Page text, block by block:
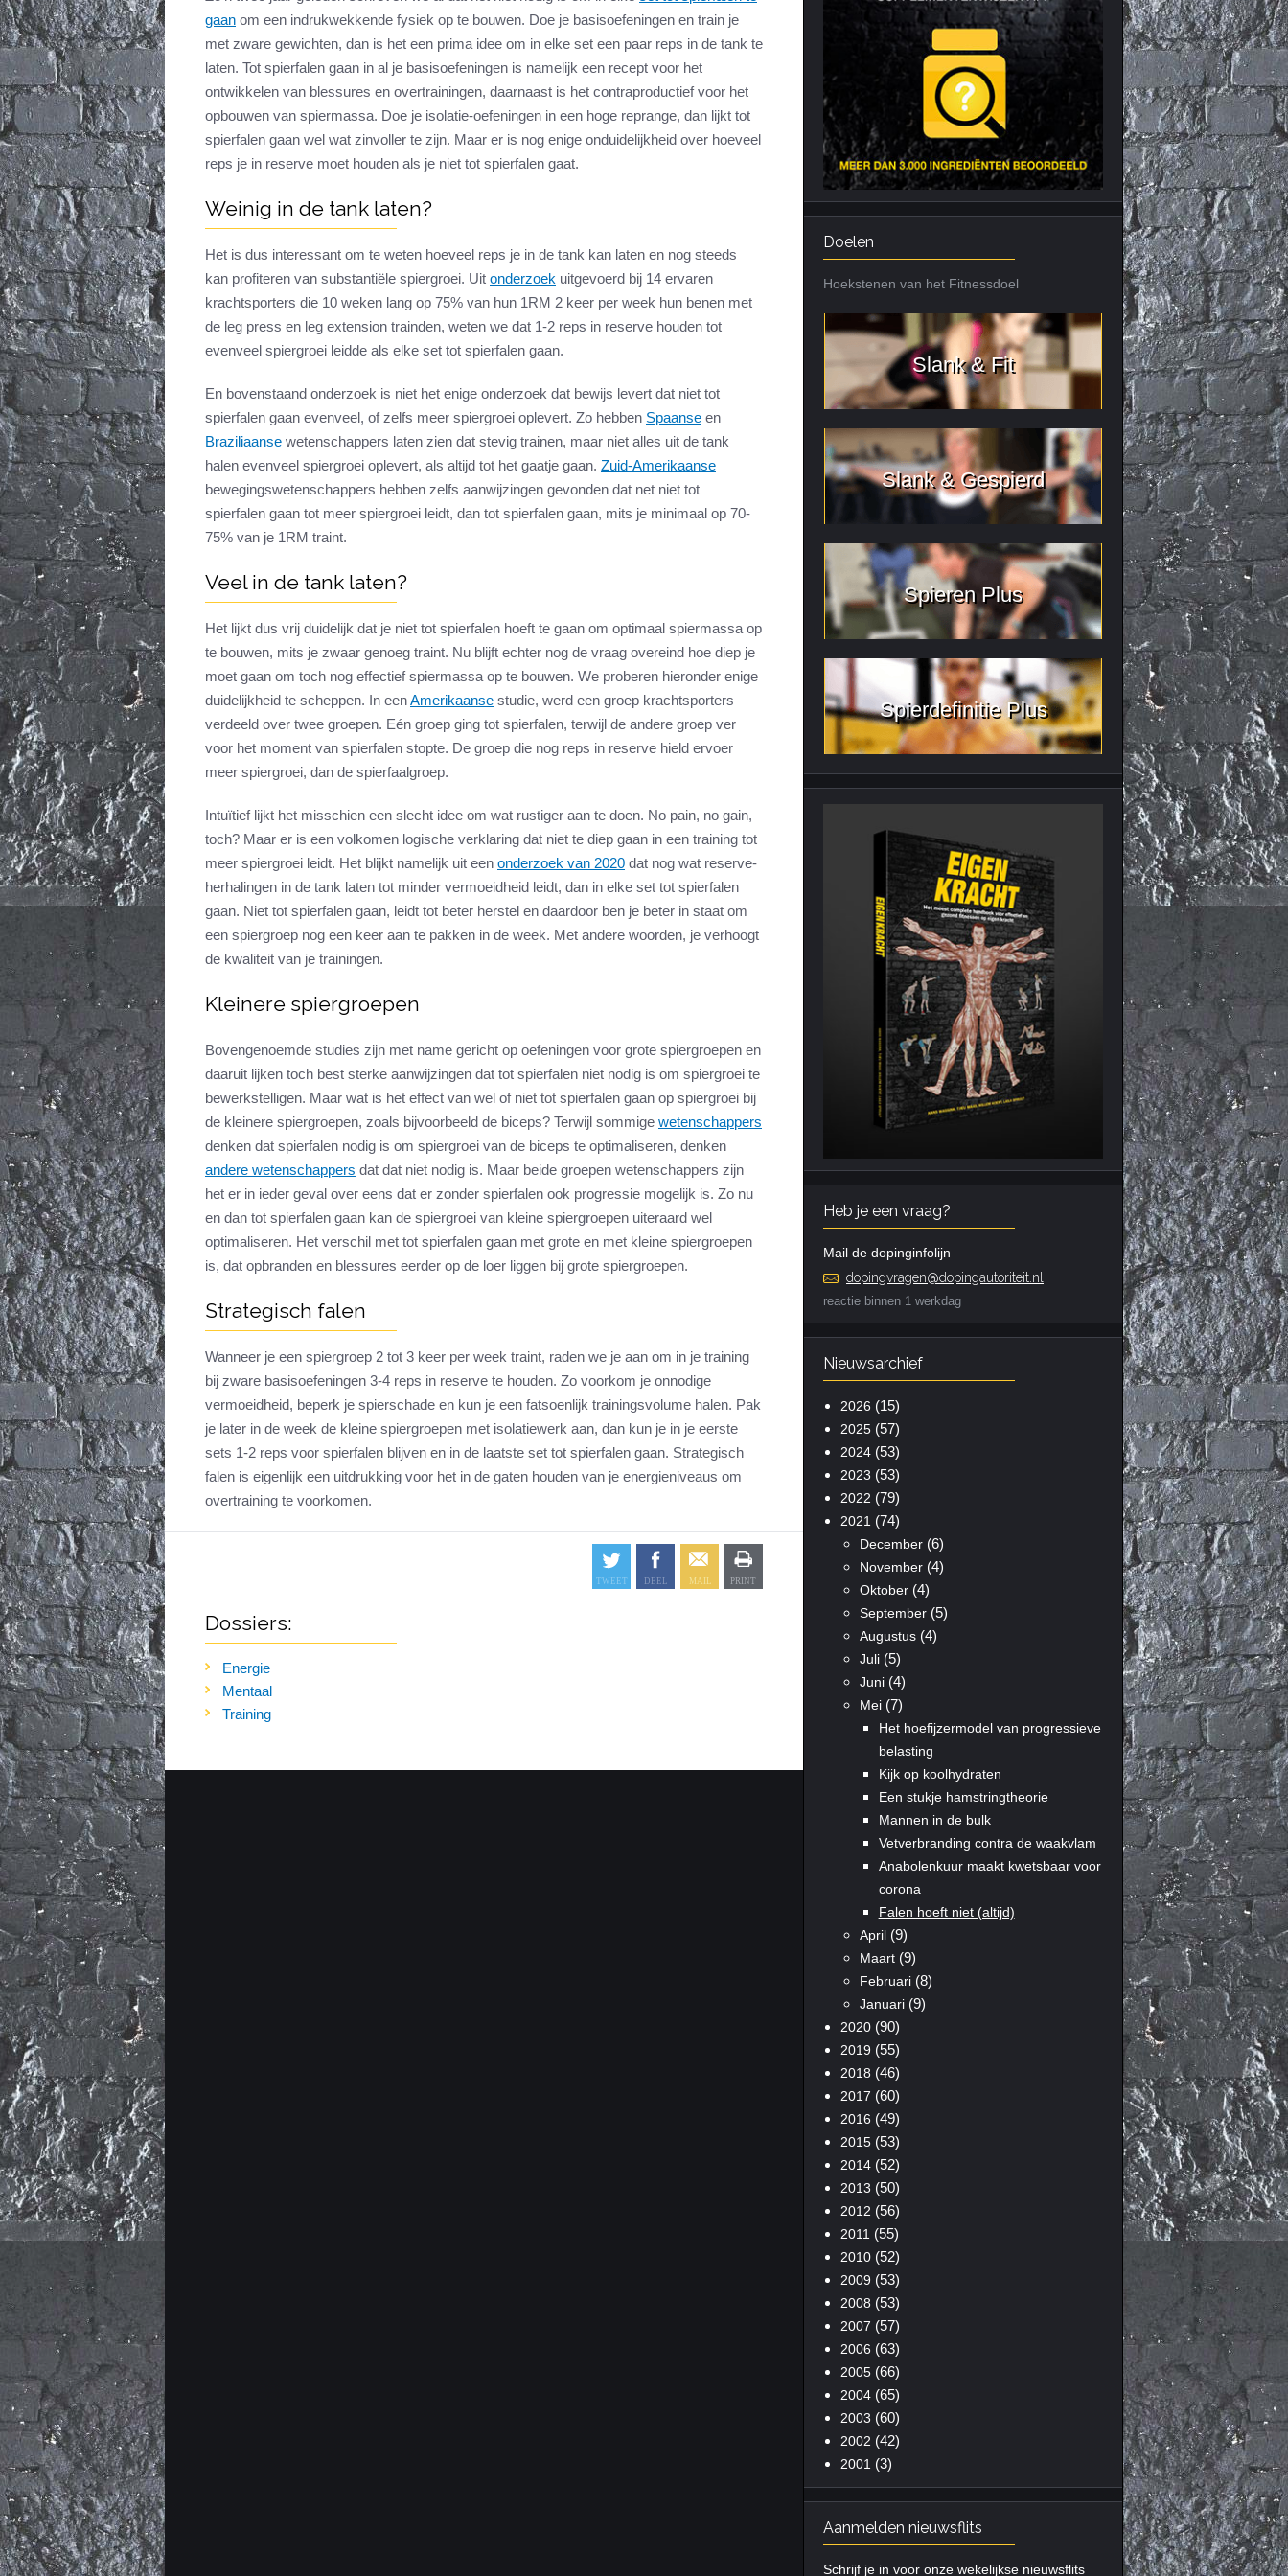
Cardiotraining
Combi van cardio en kracht
Trainingsfouten top 10
Veel gestelde vragen
Nutriënt Timing
Veel gestelde vragen
Citrus Aurantium
Tribulus Terrestris
Vitaminen en
mineralen
Weight Gainers
Nieuws archief
gaan om een indrukwekkende fysiek op te bouwen. Doe je basisoefeningen en train je
met zware gewichten, dan is het een prima idee om in elke set een paar reps in de tank te
laten. Tot spierfalen gaan in al je basisoefeningen is namelijk een recept voor het
ontwikkelen van blessures en overtrainingen, daarnaast is het contraproductief voor het
opbouwen van spiermassa. Doe je isolatie-oefeningen in een hoge reprange, dan lijkt tot
spierfalen gaan wel wat zinvoller te zijn. Maar er is nog enige onduidelijkheid over hoeveel
reps je in reserve moet houden als je niet tot spierfalen gaat.
Weinig in de tank laten?
Het is dus interessant om te weten hoeveel reps je in de tank kan laten en nog steeds
kan profiteren van substantiële spiergroei. Uit onderzoek uitgevoerd bij 14 ervaren
krachtsporters die 10 weken lang op 75% van hun 1RM 2 keer per week hun benen met
de leg press en leg extension trainden, weten we dat 1-2 reps in reserve houden tot
evenveel spiergroei leidde als elke set tot spierfalen gaan.
En bovenstaand onderzoek is niet het enige onderzoek dat bewijs levert dat niet tot
spierfalen gaan evenveel, of zelfs meer spiergroei oplevert. Zo hebben Spaanse en
Braziliaanse wetenschappers laten zien dat stevig trainen, maar niet alles uit de tank
halen evenveel spiergroei oplevert, als altijd tot het gaatje gaan. Zuid-Amerikaanse
bewegingswetenschappers hebben zelfs aanwijzingen gevonden dat net niet tot
spierfalen gaan tot meer spiergroei leidt, dan tot spierfalen gaan, mits je minimaal op 70-
75% van je 1RM traint.
Veel in de tank laten?
Het lijkt dus vrij duidelijk dat je niet tot spierfalen hoeft te gaan om optimaal spiermassa op
te bouwen, mits je zwaar genoeg traint. Nu blijft echter nog de vraag overeind hoe diep je
moet gaan om toch nog effectief spiermassa op te bouwen. We proberen hieronder enige
duidelijkheid te scheppen. In eenAmerikaanse studie, werd een groep krachtsporters
verdeeld over twee groepen. Eén groep ging tot spierfalen, terwijl de andere groep ver
voor het moment van spierfalen stopte. De groep die nog reps in reserve hield ervoer
meer spiergroei, dan de spierfaalgroep.
Intuïtief lijkt het misschien een slecht idee om wat rustiger aan te doen. No pain, no gain,
toch? Maar er is een volkomen logische verklaring dat niet te diep gaan in een training tot
meer spiergroei leidt. Het blijkt namelijk uit een onderzoek van 2020 dat nog wat reserve-
herhalingen in de tank laten tot minder vermoeidheid leidt, dan in elke set tot spierfalen
gaan. Niet tot spierfalen gaan, leidt tot beter herstel en daardoor ben je beter in staat om
een spiergroep nog een keer aan te pakken in de week. Met andere woorden, je verhoogt
de kwaliteit van je trainingen.
Kleinere spiergroepen
Bovengenoemde studies zijn met name gericht op oefeningen voor grote spiergroepen en
daaruit lijken toch best sterke aanwijzingen dat tot spierfalen niet nodig is om spiergroei te
bewerkstelligen. Maar wat is het effect van wel of niet tot spierfalen gaan op spiergroei bij
de kleinere spiergroepen, zoals bijvoorbeeld de biceps? Terwijl sommige wetenschappers
denken dat spierfalen nodig is om spiergroei van de biceps te optimaliseren, denken
andere wetenschappers dat dat niet nodig is. Maar beide groepen wetenschappers zijn
het er in ieder geval over eens dat er zonder spierfalen ook progressie mogelijk is. Zo nu
en dan tot spierfalen gaan kan de spiergroei van kleine spiergroepen uiteraard wel
optimaliseren. Het verschil met tot spierfalen gaan met grote en met kleine spiergroepen
is, dat opbranden en blessures eerder op de loer liggen bij grote spiergroepen.
Strategisch falen
Wanneer je een spiergroep 2 tot 3 keer per week traint, raden we je aan om in je training
bij zware basisoefeningen 3-4 reps in reserve te houden. Zo voorkom je onnodige
vermoeidheid, beperk je spierschade en kun je een fatsoenlijk trainingsvolume halen. Pak
je later in de week de kleine spiergroepen met isolatiewerk aan, dan kun je in je eerste
sets 1-2 reps voor spierfalen blijven en in de laatste set tot spierfalen gaan. Strategisch
falen is eigenlijk een uitdrukking voor het in de gaten houden van je energieniveaus om
overtraining te voorkomen.
Dossiers:
Energie
Mentaal
Training
Doelen
Hoekstenen van het Fitnessdoel
Slank & Fit
Slank & Gespierd
Spieren Plus
Spierdefinitie Plus
Heb je een vraag?
Mail de dopinginfolijn
dopingvragen@dopingautoriteit.nl
reactie binnen 1 werkdag
Nieuwsarchief
2026 (15)
2025(57)
2024(53)
2023 (53)
2022 (79)
2021 (74)
December(6)
November(4)
Oktober(4)
September(5)
Augustus(4)
Juli(5)
Juni(4)
Mei(7)
Het hoefijzermodel van progressieve
belasting
Kijk op koolhydraten
Een stukje hamstringtheorie
Mannen in de bulk
Vetverbranding contra de waakvlam
Anabolenkuur maakt kwetsbaar voor
corona
Falen hoeft niet (altijd)
April(9)
Maart(9)
Februari(8)
Januari(9)
2020(90)
2019 (55)
2018 (46)
2017 (60)
2016 (49)
2015(53)
2014(52)
2013 (50)
2012 (56)
2011 (55)
2010(52)
2009 (53)
2008 (53)
2007 (57)
2006 (63)
2005(66)
2004(65)
2003 (60)
2002 (42)
2001 (3)
Aanmelden nieuwsflits
Schrijf je in voor onze wekelijkse nieuwsflits